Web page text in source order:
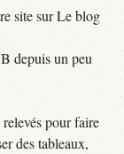
site sur Le blog
depuis un peu
pour faire
des tableaux,